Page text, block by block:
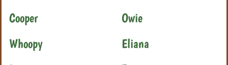
Cooper
Owie
Whoopy
Eliana